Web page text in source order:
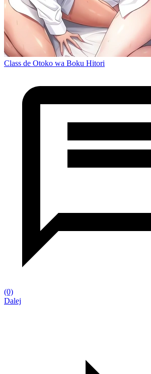
Class de Otoko wa Boku Hitori
(0)
Dalej